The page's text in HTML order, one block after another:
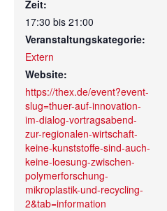
Zeit:
17:30 bis 21:00
Veranstaltungskategorie:
Extern
Website:
https://thex.de/event?event-
slug=thuer-auf-innovation-
im-dialog-vortragsabend-
zur-regionalen-wirtschaft-
keine-kunststoffe-sind-auch-
keine-loesung-zwischen-
polymerforschung-
mikroplastik-und-recycling-
2&tab=information